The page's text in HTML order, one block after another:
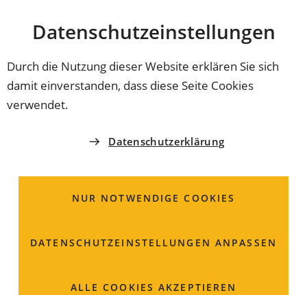
Datenschutz­einstellungen
Durch die Nutzung dieser Website erklären Sie sich
damit einverstanden, dass diese Seite Cookies
verwendet.
Datenschutzerklärung
NUR NOTWENDIGE COOKIES
DATENSCHUTZ­EINSTELLUNGEN ANPASSEN
ALLE COOKIES AKZEPTIEREN
INHALT ANSPRINGEN
Coburg
AMT FÜR JUGEND UND FAMILIE